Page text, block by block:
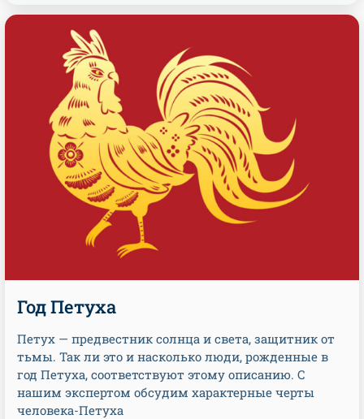
Год Петуха
Петух — предвестник солнца и света, защитник от
тьмы. Так ли это и насколько люди, рожденные в
год Петуха, соответствуют этому описанию. С
нашим экспертом обсудим характерные черты
человека-Петуха